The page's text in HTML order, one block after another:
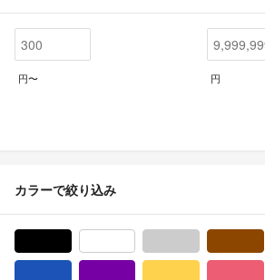
円〜 円
カラーで絞り込み